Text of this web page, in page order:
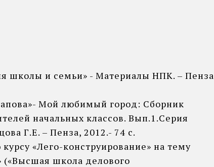
школы и семьи» - Материалы НПК. – Пенза
Мой любимый город: Сборник
начальных классов. Вып.1.Серия
Г.Е. – Пенза, 2012.- 74 с.
«Лего-конструирование» на тему
(«Высшая школа делового